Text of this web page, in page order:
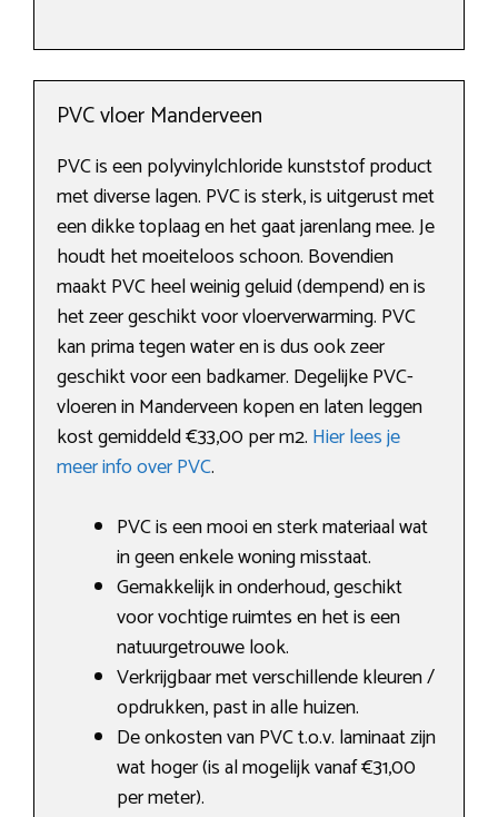
PVC vloer Manderveen
PVC is een polyvinylchloride kunststof product
met diverse lagen. PVC is sterk, is uitgerust met
een dikke toplaag en het gaat jarenlang mee. Je
houdt het moeiteloos schoon. Bovendien
maakt PVC heel weinig geluid (dempend) en is
het zeer geschikt voor vloerverwarming. PVC
kan prima tegen water en is dus ook zeer
geschikt voor een badkamer. Degelijke PVC-
vloeren in Manderveen kopen en laten leggen
kost gemiddeld €33,00 per m2. Hier lees je
meer info over PVC.
PVC is een mooi en sterk materiaal wat
in geen enkele woning misstaat.
Gemakkelijk in onderhoud, geschikt
voor vochtige ruimtes en het is een
natuurgetrouwe look.
Verkrijgbaar met verschillende kleuren /
opdrukken, past in alle huizen.
De onkosten van PVC t.o.v. laminaat zijn
wat hoger (is al mogelijk vanaf €31,00
per meter).